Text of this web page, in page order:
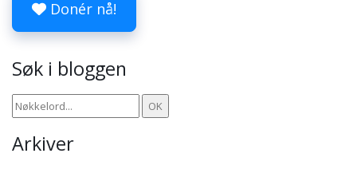
Donér nå!
Søk i bloggen
Arkiver